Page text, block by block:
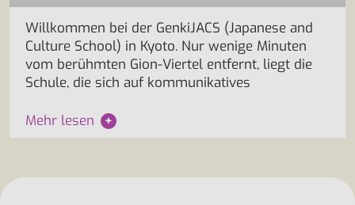
Willkommen bei der GenkiJACS (Japanese and
Culture School) in Kyoto. Nur wenige Minuten
vom berühmten Gion-Viertel entfernt, liegt die
Schule, die sich auf kommunikatives
Mehr lesen +